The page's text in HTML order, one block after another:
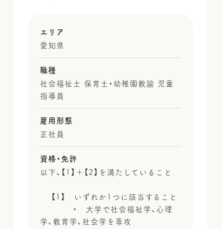
エリア
愛知県
職種
社会福祉士 保育士・幼稚園教諭 児童
指導員
雇用形態
正社員
資格・免許
以下、【1】＋【2】を満たしていること
【1】 いずれか1つに該当すること
・ 大学で社会福祉学、心理
学、教育学、社会学を専攻